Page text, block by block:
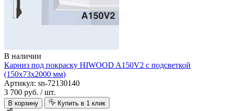
В наличии
Карниз под покраску HIWOOD A150V2 с подсветкой
(150х73х2000 мм)
Артикул: sn-72130140
3 700 руб. / шт.
В корзину Купить в 1 клик